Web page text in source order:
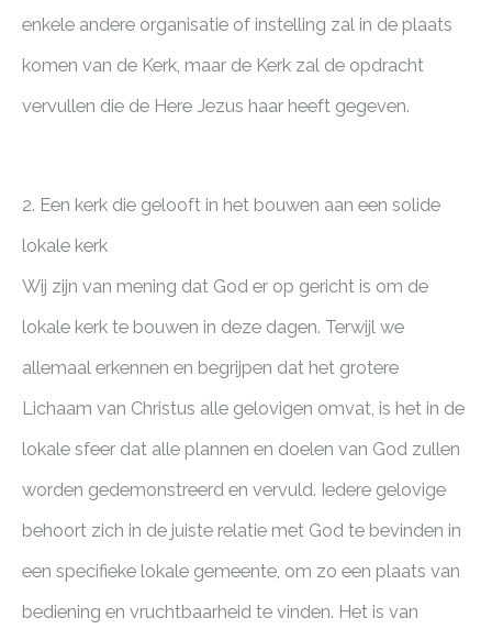
enkele andere organisatie of instelling zal in de plaats
komen van de Kerk, maar de Kerk zal de opdracht
vervullen die de Here Jezus haar heeft gegeven.
2. Een kerk die gelooft in het bouwen aan een solide
lokale kerk
Wij zijn van mening dat God er op gericht is om de
lokale kerk te bouwen in deze dagen. Terwijl we
allemaal erkennen en begrijpen dat het grotere
Lichaam van Christus alle gelovigen omvat, is het in de
lokale sfeer dat alle plannen en doelen van God zullen
worden gedemonstreerd en vervuld. Iedere gelovige
behoort zich in de juiste relatie met God te bevinden in
een specifieke lokale gemeente, om zo een plaats van
bediening en vruchtbaarheid te vinden. Het is van